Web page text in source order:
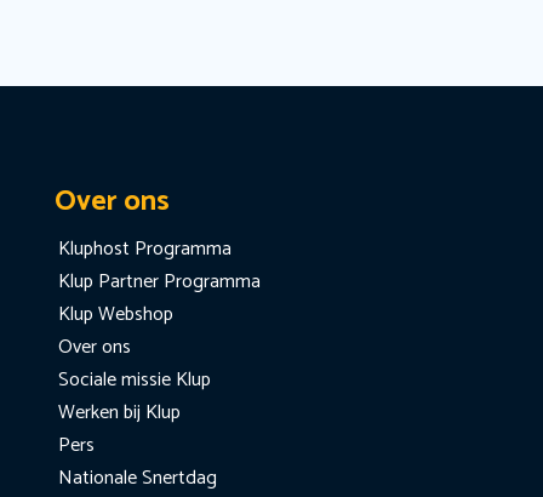
Over ons
Kluphost Programma
Klup Partner Programma
Klup Webshop
Over ons
Sociale missie Klup
Werken bij Klup
Pers
Nationale Snertdag